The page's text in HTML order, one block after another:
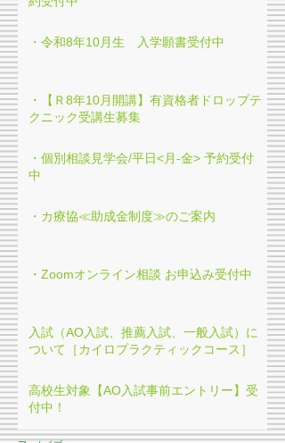
・令和8年10月生 入学願書受付中
・【Ｒ8年10月開講】有資格者ドロップテ
クニック受講生募集
・個別相談見学会/平日<月-金> 予約受付
中
・カ療協≪助成金制度≫のご案内
・Zoomオンライン相談 お申込み受付中
入試（AO入試、推薦入試、一般入試）に
ついて［カイロプラクティックコース］
高校生対象【AO入試事前エントリー】受
付中！